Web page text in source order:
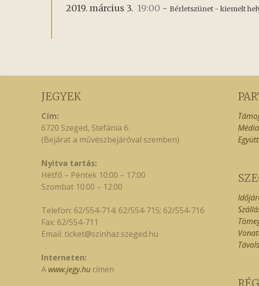
2019. március 3. 19:00 - Bérletszünet - kiemelt
JEGYEK
Cím:
6720 Szeged, Stefánia 6.
(Bejárat a művészbejáróval szemben)
Nyitva tartás:
Hétfő – Péntek 10:00 – 17:00
Szombat 10:00 – 12:00
Telefon: 62/554-714; 62/554-715; 62/554-716
Fax: 62/554-711
Email: ticket@szinhaz.szeged.hu
Interneten:
A www.jegy.hu címen